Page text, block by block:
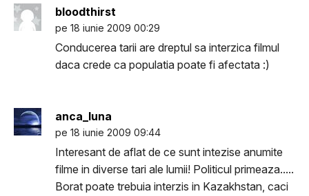
bloodthirst
pe 18 iunie 2009 00:29
Conducerea tarii are dreptul sa interzica filmul
daca crede ca populatia poate fi afectata :)
anca_luna
pe 18 iunie 2009 09:44
Interesant de aflat de ce sunt intezise anumite
filme in diverse tari ale lumii! Politicul primeaza.....
Borat poate trebuia interzis in Kazakhstan, caci